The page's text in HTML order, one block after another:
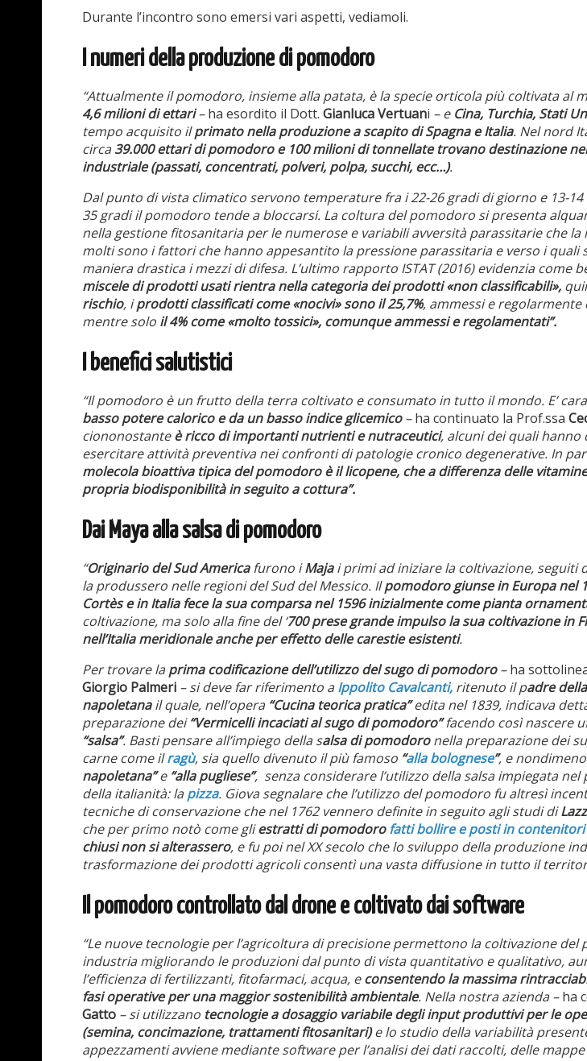
Durante l’incontro sono emersi vari aspetti, vediamoli.
I numeri della produzione di pomodoro
“Attualmente il pomodoro, insieme alla patata, è la specie orticola più coltivata al
4,6 milioni di ettari–ha esordito il Dott. Gianluca Vertuani – e Cina, Turchia, Stati
tempo acquisito ilprimato nella produzione a scapito di Spagna e Italia. Nel nord
circa 39.000 ettari di pomodoro e 100 milioni di tonnellate trovano destinazione
industriale (passati, concentrati, polveri, polpa, succhi, ecc…).
Dal punto di vista climatico servono temperature fra i 22-26 gradi di giorno e 13-
35 gradi il pomodoro tende a bloccarsi. La coltura del pomodoro si presenta
nella gestione fitosanitaria per le numerose e variabili avversità parassitarie che la
molti sono i fattori che hanno appesantito la pressione parassitaria e verso i quali
maniera drastica i mezzi di difesa. L’ultimo rapporto ISTAT (2016) evidenzia come
miscele di prodotti usati rientra nella categoria dei prodotti «non classificabili»,
rischio, iprodotti classificati come «nocivi» sono il 25,7%, ammessi e regolarmente
mentre solo il 4% come «molto tossici», comunque ammessi e regolamentati”.
I benefici salutistici
“Il pomodoro è un frutto della terra coltivato e consumato in tutto il mondo. E’
basso potere calorico e da un basso indice glicemico–ha continuato la Prof.ssa
ciononostanteè ricco di importanti nutrienti e nutraceutici, alcuni dei quali
esercitare attività preventiva nei confronti di patologie cronico degenerative. In
molecola bioattiva tipica del pomodoro è il licopene, che a differenza delle
propria biodisponibilità in seguito a cottura”.
Dai Maya alla salsa di pomodoro
“Originario del Sud Americafurono iMajai primi ad iniziare la coltivazione, seguiti
la produssero nelle regioni del Sud del Messico. Ilpomodoro giunse in Europa nel
Cortès e in Italia fece la sua comparsa nel 1596 inizialmente come pianta
coltivazione, ma solo alla fine del ‘700 prese grande impulso la sua coltivazione in
nell’Italia meridionale anche per effetto delle carestie esistenti.
Per trovare la prima codificazione dell’utilizzo del sugo di pomodoro–ha
Giorgio Palmeri – si deve far riferimento a Ippolito Cavalcanti, ritenuto il padre
napoletanail quale, nell’opera “Cucina teorica pratica”edita nel 1839, indicava
preparazione dei“Vermicelli incaciati al sugo di pomodoro”facendo così nascere
“salsa”. Basti pensare all’impiego della salsa di pomodoronella preparazione dei
carne come ilragù, sia quello divenuto il più famoso “alla bolognese”, e
napoletana”e “alla pugliese”, senza considerare l’utilizzo della salsa impiegata
della italianità: la pizza. Giova segnalare che l’utilizzo del pomodoro fu altresì
tecniche di conservazione che nel 1762 vennero definite in seguito agli studi di
che per primo notò come gliestratti di pomodorofatti bollire e posti in contenitori
chiusi non si alterassero, e fu poi nel XX secolo che lo sviluppo della produzione
trasformazione dei prodotti agricoli consentì una vasta diffusione in tutto il
Il pomodoro controllato dal drone e coltivato dai software
“Le nuove tecnologie per l’agricoltura di precisione permettono la coltivazione del
industria migliorando le produzioni dal punto di vista quantitativo e qualitativo,
l’efficienza di fertilizzanti, fitofarmaci, acqua, econsentendo la massima
fasi operative per una maggior sostenibilità ambientale. Nella nostra azienda –ha
Gatto – si utilizzano tecnologie a dosaggio variabile degli input produttivi per le
(semina, concimazione, trattamenti fitosanitari)e lo studio della variabilità
appezzamenti avviene mediante software per l’analisi dei dati raccolti, delle